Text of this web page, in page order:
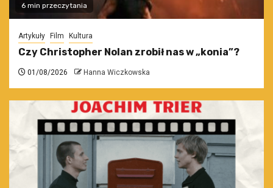
6 min przeczytania
Artykuły Film Kultura
Czy Christopher Nolan zrobił nas w „konia”?
01/08/2026 Hanna Wiczkowska